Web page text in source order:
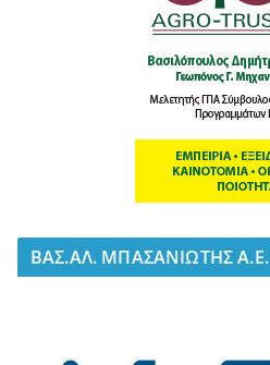
BΑΣ.ΑΛ. ΜΠΑΣΑΝΙΩΤΗΣ Α.Ε.